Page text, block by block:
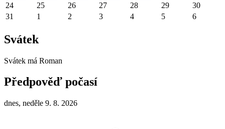
24 25 26 27 28 29
30
31
1 2 3 4 5 6
Svátek
Svátek má Roman
Předpověď počasí
dnes, neděle 9. 8. 2026